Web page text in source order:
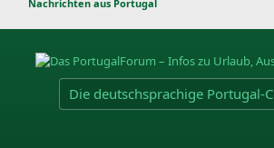
Nachrichten aus Portugal
Die deutschsprachige Portugal-